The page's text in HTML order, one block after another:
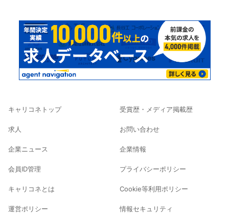
キャリコネトップ
求人
企業ニュース
会員ID管理
キャリコネとは
運営ポリシー
受賞歴・メディア掲載歴
お問い合わせ
企業情報
プライバシーポリシー
Cookie等利用ポリシー
情報セキュリティ